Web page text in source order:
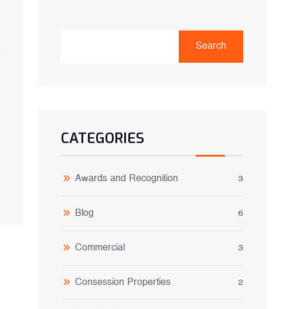
Search
CATEGORIES
Awards and Recognition 3
Blog 6
Commercial 3
Consession Properties 2